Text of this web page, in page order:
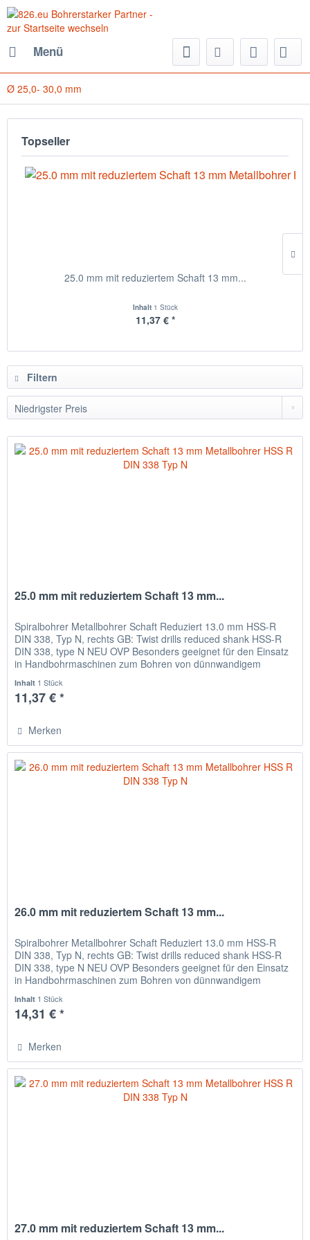
Menü
Ø 25,0- 30,0 mm
Topseller
25.0 mm mit reduziertem Schaft 13 mm...
Inhalt 1 Stück
11,37 € *
Filtern
25.0 mm mit reduziertem Schaft 13 mm...
Spiralbohrer Metallbohrer Schaft Reduziert 13.0 mm HSS-R
DIN 338, Typ N, rechts GB: Twist drills reduced shank HSS-R
DIN 338, type N NEU OVP Besonders geeignet für den Einsatz
in Handbohrmaschinen zum Bohren von dünnwandigem
Inhalt 1 Stück
11,37 € *
Merken
26.0 mm mit reduziertem Schaft 13 mm...
Spiralbohrer Metallbohrer Schaft Reduziert 13.0 mm HSS-R
DIN 338, Typ N, rechts GB: Twist drills reduced shank HSS-R
DIN 338, type N NEU OVP Besonders geeignet für den Einsatz
in Handbohrmaschinen zum Bohren von dünnwandigem
Inhalt 1 Stück
14,31 € *
Merken
27.0 mm mit reduziertem Schaft 13 mm...